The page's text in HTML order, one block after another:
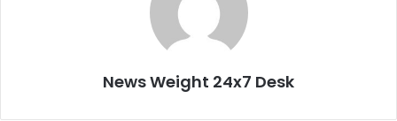
News Weight 24x7 Desk